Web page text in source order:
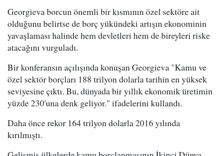
Georgieva borcun önemli bir kısmının özel sektöre ait
olduğunu belirtse de borç yükündeki artışın ekonominin
yavaşlaması halinde hem devletleri hem de bireyleri riske
atacağını vurguladı.
Bir konferansın açılışında konuşan Georgieva "Kamu ve
özel sektör borçları 188 trilyon dolarla tarihin en yüksek
seviyesine çıktı. Bu, dünyada bir yıllık ekonomik üretimin
yüzde 230'una denk geliyor." ifadelerini kullandı.
Daha önce rekor 164 trilyon dolarla 2016 yılında
kırılmıştı.